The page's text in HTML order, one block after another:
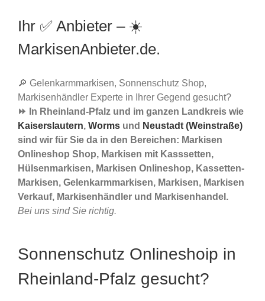
Ihr ✅ Anbieter – ☀️
MarkisenAnbieter.de.
🔎 Gelenkarmmarkisen, Sonnenschutz Shop,
Markisenhändler Experte in Ihrer Gegend gesucht?
⏩ In Rheinland-Pfalz und im ganzen Landkreis wie
Kaiserslautern, Worms und Neustadt (Weinstraße)
sind wir für Sie da in den Bereichen: Markisen
Onlineshop Shop, Markisen mit Kasssetten,
Hülsenmarkisen, Markisen Onlineshop, Kassetten-
Markisen, Gelenkarmmarkisen, Markisen, Markisen
Verkauf, Markisenhändler und Markisenhandel.
Bei uns sind Sie richtig.
Sonnenschutz Onlineshoip in
Rheinland-Pfalz gesucht?